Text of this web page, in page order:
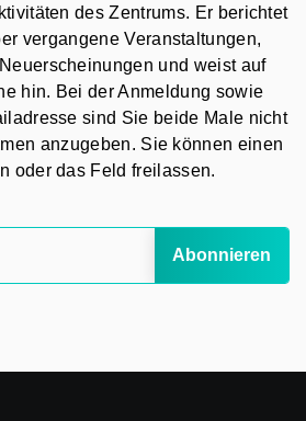
des Zentrums. Er berichtet
vergangene Veranstaltungen,
und weist auf
hin. Bei der Anmeldung sowie
sind Sie beide Male nicht
anzugeben. Sie können einen
oder das Feld freilassen.
Abonnieren